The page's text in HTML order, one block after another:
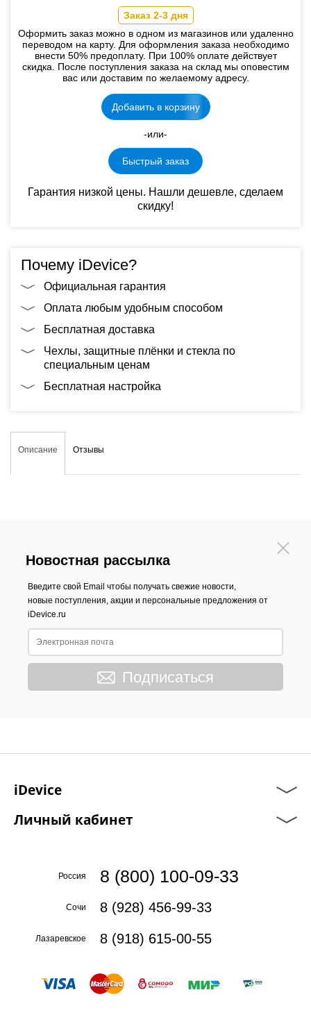
Заказ 2-3 дня
Оформить заказ можно в одном из магазинов или удаленно
переводом на карту. Для оформления заказа необходимо
внести 50% предоплату. При 100% оплате действует
скидка. После поступления заказа на склад мы оповестим
вас или доставим по желаемому адресу.
Добавить в корзину
-или-
Быстрый заказ
Гарантия низкой цены. Нашли дешевле, сделаем
скидку!
Почему iDevice?
Официальная гарантия
Оплата любым удобным способом
Бесплатная доставка
Чехлы, защитные плёнки и стекла по
специальным ценам
Бесплатная настройка
Описание Отзывы
Новостная рассылка
Введите свой Email чтобы получать свежие новости,
новые поступления, акции и персональные предложения от
iDevice.ru
Подписаться
iDevice
Личный кабинет
Россия 8 (800) 100-09-33
Сочи 8 (928) 456-99-33
Лазаревское 8 (918) 615-00-55